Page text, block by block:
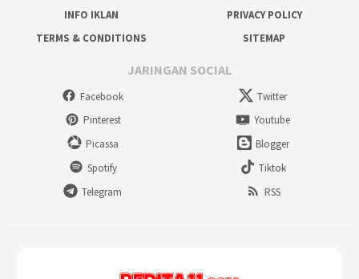
INFO IKLAN
PRIVACY POLICY
TERMS & CONDITIONS
SITEMAP
JARINGAN SOCIAL
Facebook
Twitter
Pinterest
Youtube
Picassa
Blogger
Spotify
Tiktok
Telegram
RSS